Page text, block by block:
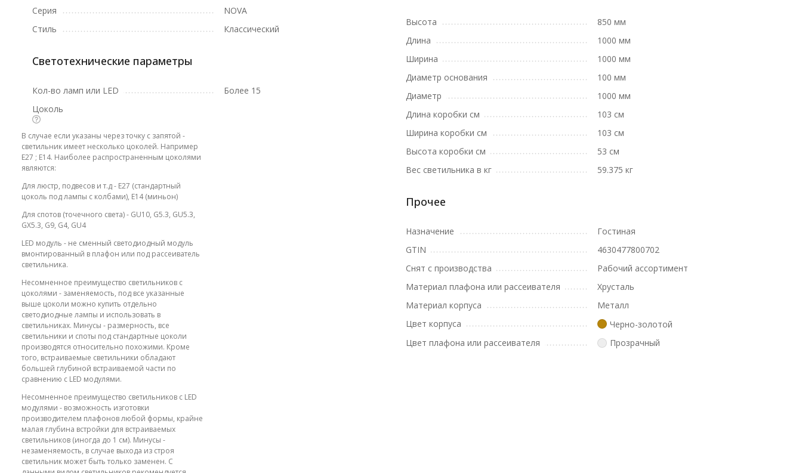
Серия
NOVA
Стиль
Классический
Светотехнические параметры
Кол-во ламп или LED
Более 15
Цоколь
В случае если указаны через точку с запятой -
светильник имеет несколько цоколей. Например
E27 ; E14. Наиболее распространенным цоколями
являются:
Для люстр, подвесов и т.д - E27 (стандартный
цоколь под лампы с колбами), E14 (миньон)
Для спотов (точечного света) - GU10, G5.3, GU5.3,
GX5.3, G9, G4, GU4
LED модуль - не сменный светодиодный модуль
вмонтированный в плафон или под рассеиватель
светильника.
Несомненное преимущество светильников с
цоколями - заменяемость, под все указанные
выше цоколи можно купить отдельно
светодиодные лампы и использовать в
светильниках. Минусы - размерность, все
светильники и споты под стандартные цоколи
производятся относительно похожими. Кроме
того, встраиваемые светильники обладают
большей глубиной встраиваемой части по
сравнению с LED модулями.
Несомненное преимущество светильников с LED
модулями - возможность изготовки
производителем плафонов любой формы, крайне
малая глубина встройки для встраиваемых
светильников (иногда до 1 см). Минусы -
незаменяемость, в случае выхода из строя
светильник может быть только заменен. С
Высота
850 мм
Длина
1000 мм
Ширина
1000 мм
Диаметр основания
100 мм
Диаметр
1000 мм
Длина коробки см
103 см
Ширина коробки см
103 см
Высота коробки см
53 см
Вес светильника в кг
59.375 кг
Прочее
Назначение
Гостиная
GTIN
4630477800702
Снят с производства
Рабочий ассортимент
Материал плафона или рассеивателя
Хрусталь
Материал корпуса
Металл
Цвет корпуса
Черно-золотой
Цвет плафона или рассеивателя
Прозрачный